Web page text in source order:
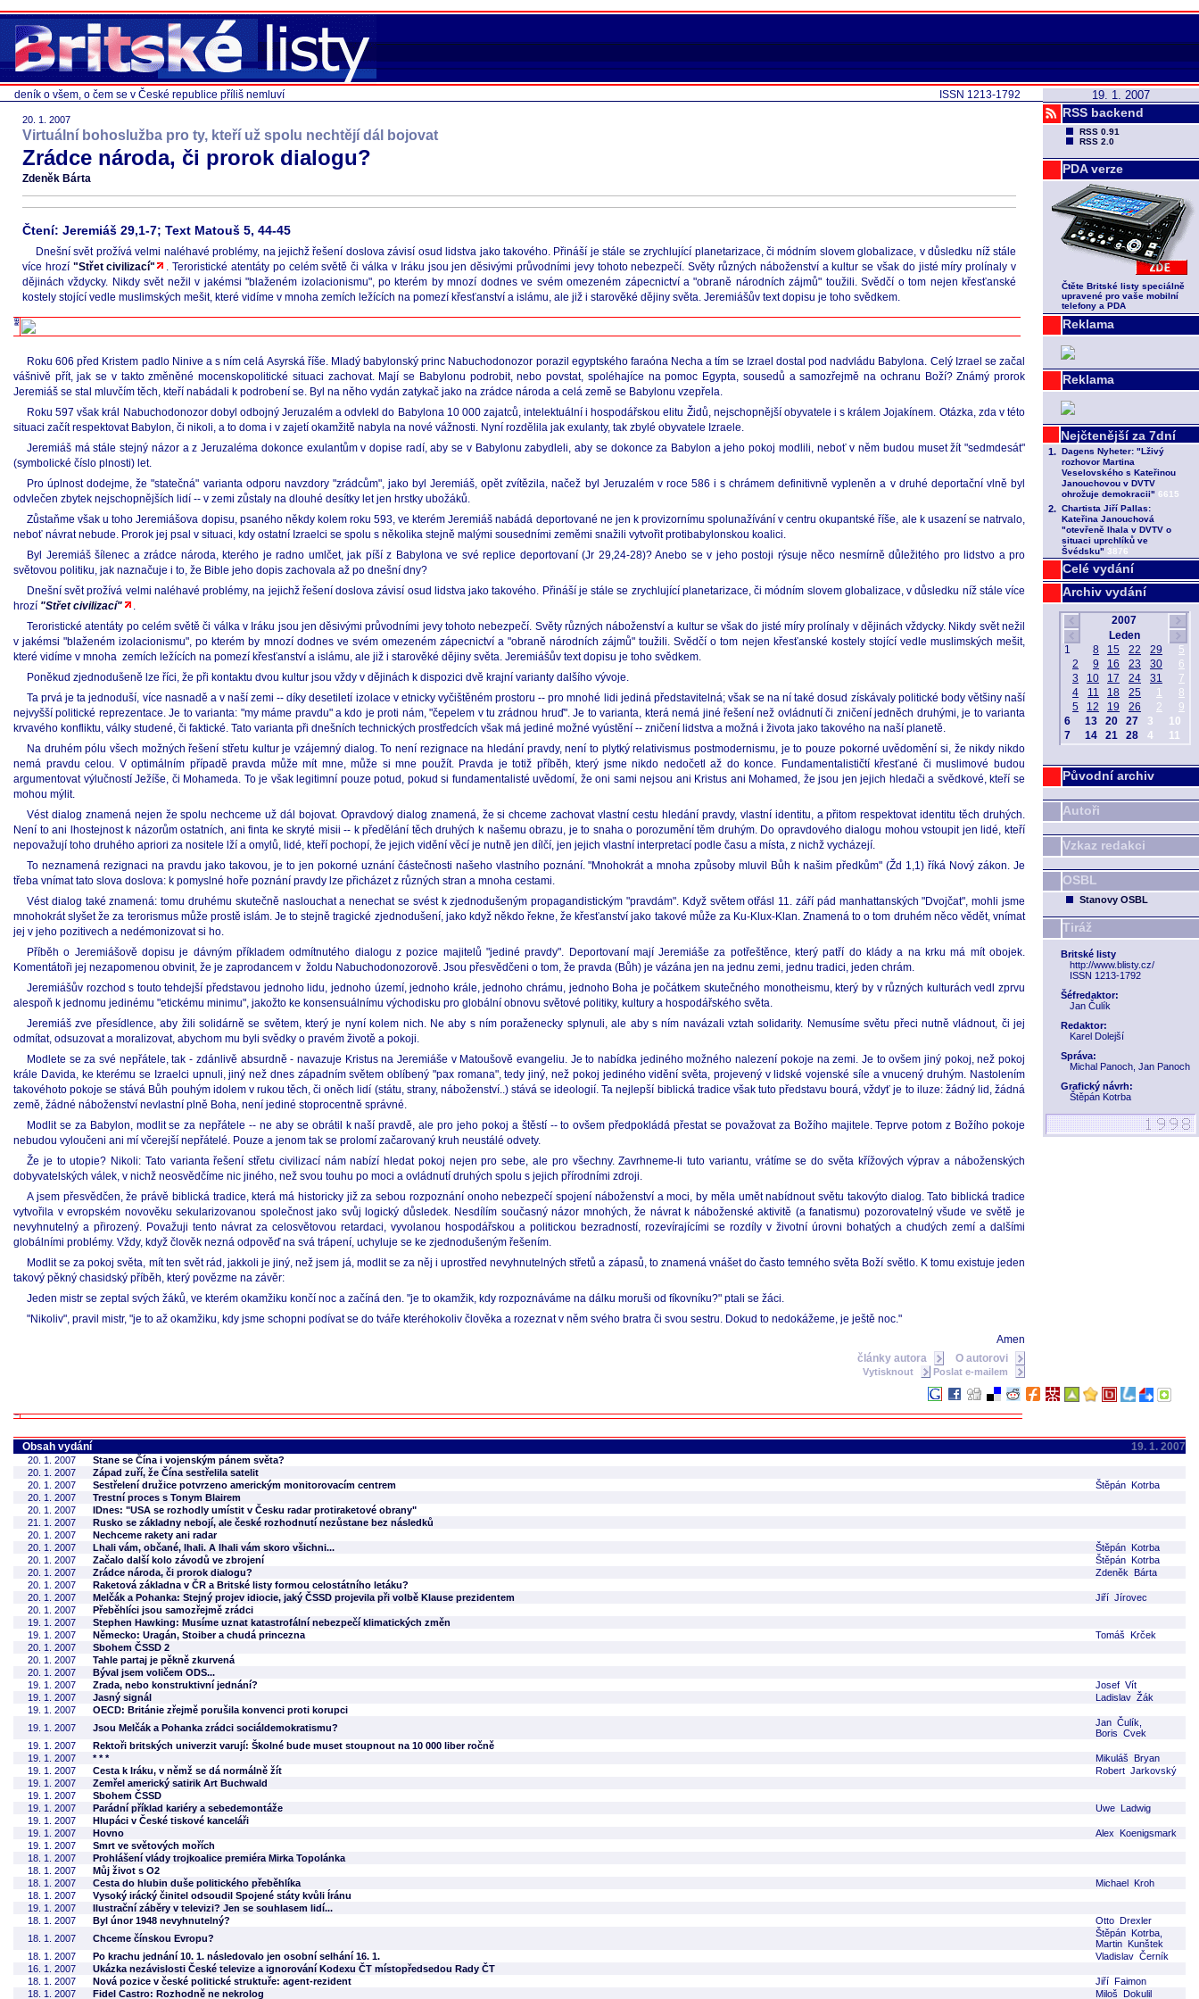
19. 1. 2007
RSS backend
RSS 0.91
RSS 2.0
PDA verze
Čtěte Britské listy speciálně
upravené pro vaše mobilní
telefony a PDA
Reklama
Reklama
Celé vydání
Archiv vydání
Původní archiv
Autoři
Vzkaz redakci
OSBL
Stanovy OSBL
Tiráž
Britské listy
http://www.blisty.cz/
ISSN 1213-1792
Šéfredaktor:
Jan Čulík
Redaktor:
Karel Dolejší
Správa:
Michal Panoch, Jan Panoch
Grafický návrh:
Štěpán Kotrba
ISSN 1213-1792
deník o všem, o čem se v České republice příliš nemluví
20. 1. 2007
Virtuální bohoslužba pro ty, kteří už spolu nechtějí dál bojovat
Zrádce národa, či prorok dialogu?
Zdeněk Bárta
Čtení: Jeremiáš 29,1-7; Text Matouš 5, 44-45
Dnešní svět prožívá velmi naléhavé problémy, na jejichž řešení doslova závisí osud lidstva jako takového. Přináší je stále se zrychlující planetarizace, či módním slovem globalizace, v důsledku níž stále
více hrozí "Střet civilizací"
. Teroristické atentáty po celém světě či válka v Iráku jsou jen děsivými průvodními jevy tohoto nebezpečí. Světy různých náboženství a kultur se však do jisté míry prolínaly v
dějinách vždycky. Nikdy svět nežil v jakémsi "blaženém izolacionismu", po kterém by mnozí dodnes ve svém omezeném zápecnictví a "obraně národních zájmů" toužili. Svědčí o tom nejen křesťanské
kostely stojící vedle muslimských mešit, které vidíme v mnoha zemích ležících na pomezí křesťanství a islámu, ale již i starověké dějiny světa. Jeremiášův text dopisu je toho svědkem.
Roku 606 před Kristem padlo Ninive a s ním celá Asyrská říše. Mladý babylonský princ Nabuchodonozor porazil egyptského faraóna Necha a tím se Izrael dostal pod nadvládu Babylona. Celý Izrael se začal
vášnivě přít, jak se v takto změněné mocenskopolitické situaci zachovat. Mají se Babylonu podrobit, nebo povstat, spoléhajíce na pomoc Egypta, sousedů a samozřejmě na ochranu Boží? Známý prorok
Jeremiáš se stal mluvčím těch, kteří nabádali k podrobení se. Byl na něho vydán zatykač jako na zrádce národa a celá země se Babylonu vzepřela.
Roku 597 však král Nabuchodonozor dobyl odbojný Jeruzalém a odvlekl do Babylona 10 000 zajatců, intelektuální i hospodářskou elitu Židů, nejschopnější obyvatele i s králem Jojakínem. Otázka, zda v této
situaci začít respektovat Babylon, či nikoli, a to doma i v zajetí okamžitě nabyla na nové vážnosti. Nyní rozdělila jak exulanty, tak zbylé obyvatele Izraele.
Jeremiáš má stále stejný názor a z Jeruzaléma dokonce exulantům v dopise radí, aby se v Babylonu zabydleli, aby se dokonce za Babylon a jeho pokoj modlili, neboť v něm budou muset žít "sedmdesát"
(symbolické číslo plnosti) let.
Pro úplnost dodejme, že "statečná" varianta odporu navzdory "zrádcům", jako byl Jeremiáš, opět zvítězila, načež byl Jeruzalém v roce 586 i s chrámem definitivně vypleněn a v druhé deportační vlně byl
odvlečen zbytek nejschopnějších lidí -- v zemi zůstaly na dlouhé desítky let jen hrstky ubožáků.
Zůstaňme však u toho Jeremiášova dopisu, psaného někdy kolem roku 593, ve kterém Jeremiáš nabádá deportované ne jen k provizornímu spolunažívání v centru okupantské říše, ale k usazení se natrvalo,
neboť návrat nebude. Prorok jej psal v situaci, kdy ostatní Izraelci se spolu s několika stejně malými sousedními zeměmi snažili vytvořit protibabylonskou koalici.
Byl Jeremiáš šílenec a zrádce národa, kterého je radno umlčet, jak píší z Babylona ve své replice deportovaní (Jr 29,24-28)? Anebo se v jeho postoji rýsuje něco nesmírně důležitého pro lidstvo a pro
světovou politiku, jak naznačuje i to, že Bible jeho dopis zachovala až po dnešní dny?
Dnešní svět prožívá velmi naléhavé problémy, na jejichž řešení doslova závisí osud lidstva jako takového. Přináší je stále se zrychlující planetarizace, či módním slovem globalizace, v důsledku níž stále více
hrozí "Střet civilizací"
.
Teroristické atentáty po celém světě či válka v Iráku jsou jen děsivými průvodními jevy tohoto nebezpečí. Světy různých náboženství a kultur se však do jisté míry prolínaly v dějinách vždycky. Nikdy svět nežil
v jakémsi "blaženém izolacionismu", po kterém by mnozí dodnes ve svém omezeném zápecnictví a "obraně národních zájmů" toužili. Svědčí o tom nejen křesťanské kostely stojící vedle muslimských mešit,
které vidíme v mnoha zemích ležících na pomezí křesťanství a islámu, ale již i starověké dějiny světa. Jeremiášův text dopisu je toho svědkem.
Poněkud zjednodušeně lze říci, že při kontaktu dvou kultur jsou vždy v dějinách k dispozici dvě krajní varianty dalšího vývoje.
Ta prvá je ta jednoduší, více nasnadě a v naší zemi -- díky desetiletí izolace v etnicky vyčištěném prostoru -- pro mnohé lidi jediná představitelná; však se na ní také dosud získávaly politické body většiny naší
nejvyšší politické reprezentace. Je to varianta: "my máme pravdu" a kdo je proti nám, "čepelem v tu zrádnou hruď". Je to varianta, která nemá jiné řešení než ovládnutí či zničení jedněch druhými, je to varianta
krvavého konfliktu, války studené, či faktické. Tato varianta při dnešních technických prostředcích však má jediné možné vyústění -- zničení lidstva a možná i života jako takového na naší planetě.
Na druhém pólu všech možných řešení střetu kultur je vzájemný dialog. To není rezignace na hledání pravdy, není to plytký relativismus postmodernismu, je to pouze pokorné uvědomění si, že nikdy nikdo
nemá pravdu celou. V optimálním případě pravda může mít mne, může si mne použít. Pravda je totiž příběh, který jsme nikdo nedočetl až do konce. Fundamentalističtí křesťané či muslimové budou
argumentovat výlučností Ježíše, či Mohameda. To je však legitimní pouze potud, pokud si fundamentalisté uvědomí, že oni sami nejsou ani Kristus ani Mohamed, že jsou jen jejich hledači a svědkové, kteří se
mohou mýlit.
Vést dialog znamená nejen že spolu nechceme už dál bojovat. Opravdový dialog znamená, že si chceme zachovat vlastní cestu hledání pravdy, vlastní identitu, a přitom respektovat identitu těch druhých.
Není to ani lhostejnost k názorům ostatních, ani finta ke skryté misii -- k předělání těch druhých k našemu obrazu, je to snaha o porozumění těm druhým. Do opravdového dialogu mohou vstoupit jen lidé, kteří
nepovažují toho druhého apriori za nositele lží a omylů, lidé, kteří pochopí, že jejich vidění věcí je nutně jen dílčí, jen jejich vlastní interpretací podle času a místa, z nichž vycházejí.
To neznamená rezignaci na pravdu jako takovou, je to jen pokorné uznání částečnosti našeho vlastního poznání. "Mnohokrát a mnoha způsoby mluvil Bůh k našim předkům" (Žd 1,1) říká Nový zákon. Je
třeba vnímat tato slova doslova: k pomyslné hoře poznání pravdy lze přicházet z různých stran a mnoha cestami.
Vést dialog také znamená: tomu druhému skutečně naslouchat a nenechat se svést k zjednodušeným propagandistickým "pravdám". Když světem otřásl 11. září pád manhattanských "Dvojčat", mohli jsme
mnohokrát slyšet že za terorismus může prostě islám. Je to stejně tragické zjednodušení, jako když někdo řekne, že křesťanství jako takové může za Ku-Klux-Klan. Znamená to o tom druhém něco vědět, vnímat
jej v jeho pozitivech a nedémonizovat si ho.
Příběh o Jeremiášově dopisu je dávným příkladem odmítnutého dialogu z pozice majitelů "jediné pravdy". Deportovaní mají Jeremiáše za potřeštěnce, který patří do klády a na krku má mít obojek.
Komentátoři jej nezapomenou obvinit, že je zaprodancem v žoldu Nabuchodonozorově. Jsou přesvědčeni o tom, že pravda (Bůh) je vázána jen na jednu zemi, jednu tradici, jeden chrám.
Jeremiášův rozchod s touto tehdejší představou jednoho lidu, jednoho území, jednoho krále, jednoho chrámu, jednoho Boha je počátkem skutečného monotheismu, který by v různých kulturách vedl zprvu
alespoň k jednomu jedinému "etickému minimu", jakožto ke konsensuálnímu východisku pro globální obnovu světové politiky, kultury a hospodářského světa.
Jeremiáš zve přesídlence, aby žili solidárně se světem, který je nyní kolem nich. Ne aby s ním poraženecky splynuli, ale aby s ním navázali vztah solidarity. Nemusíme světu přeci nutně vládnout, či jej
odmítat, odsuzovat a moralizovat, abychom mu byli svědky o pravém životě a pokoji.
Modlete se za své nepřátele, tak - zdánlivě absurdně - navazuje Kristus na Jeremiáše v Matoušově evangeliu. Je to nabídka jediného možného nalezení pokoje na zemi. Je to ovšem jiný pokoj, než pokoj
krále Davida, ke kterému se Izraelci upnuli, jiný než dnes západním světem oblíbený "pax romana", tedy jiný, než pokoj jediného vidění světa, projevený v lidské vojenské síle a vnucený druhým. Nastolením
takovéhoto pokoje se stává Bůh pouhým idolem v rukou těch, či oněch lidí (státu, strany, náboženství..) stává se ideologií. Ta nejlepší biblická tradice však tuto představu bourá, vždyť je to iluze: žádný lid, žádná
země, žádné náboženství nevlastní plně Boha, není jediné stoprocentně správné.
Modlit se za Babylon, modlit se za nepřátele -- ne aby se obrátil k naší pravdě, ale pro jeho pokoj a štěstí -- to ovšem předpokládá přestat se považovat za Božího majitele. Teprve potom z Božího pokoje
nebudou vyloučeni ani mí včerejší nepřátelé. Pouze a jenom tak se prolomí začarovaný kruh neustálé odvety.
Že je to utopie? Nikoli: Tato varianta řešení střetu civilizací nám nabízí hledat pokoj nejen pro sebe, ale pro všechny. Zavrhneme-li tuto variantu, vrátíme se do světa křížových výprav a náboženských
dobyvatelských válek, v nichž neosvědčíme nic jiného, než svou touhu po moci a ovládnutí druhých spolu s jejich přírodními zdroji.
A jsem přesvědčen, že právě biblická tradice, která má historicky již za sebou rozpoznání onoho nebezpečí spojení náboženství a moci, by měla umět nabídnout světu takovýto dialog. Tato biblická tradice
vytvořila v evropském novověku sekularizovanou společnost jako svůj logický důsledek. Nesdílím současný názor mnohých, že návrat k náboženské aktivitě (a fanatismu) pozorovatelný všude ve světě je
nevyhnutelný a přirozený. Považuji tento návrat za celosvětovou retardaci, vyvolanou hospodářskou a politickou bezradností, rozevírajícími se rozdíly v životní úrovni bohatých a chudých zemí a dalšími
globálními problémy. Vždy, když člověk nezná odpověď na svá trápení, uchyluje se ke zjednodušeným řešením.
Modlit se za pokoj světa, mít ten svět rád, jakkoli je jiný, než jsem já, modlit se za něj i uprostřed nevyhnutelných střetů a zápasů, to znamená vnášet do často temného světa Boží světlo. K tomu existuje jeden
takový pěkný chasidský příběh, který povězme na závěr:
Jeden mistr se zeptal svých žáků, ve kterém okamžiku končí noc a začíná den. "je to okamžik, kdy rozpoznáváme na dálku moruši od fíkovníku?" ptali se žáci.
"Nikoliv", pravil mistr, "je to až okamžiku, kdy jsme schopni podívat se do tváře kteréhokoliv člověka a rozeznat v něm svého bratra či svou sestru. Dokud to nedokážeme, je ještě noc."
Amen
články autora
O autorovi
Vytisknout Poslat e-mailem
Obsah vydání 19. 1. 2007
20. 1. 2007
Stane se Čína i vojenským pánem světa?
20. 1. 2007
Západ zuří, že Čína sestřelila satelit
20. 1. 2007
Sestřelení družice potvrzeno americkým monitorovacím centrem
Štěpán Kotrba
20. 1. 2007
Trestní proces s Tonym Blairem
20. 1. 2007
IDnes: "USA se rozhodly umístit v Česku radar protiraketové obrany"
21. 1. 2007
Rusko se základny nebojí, ale české rozhodnutí nezůstane bez následků
20. 1. 2007
Nechceme rakety ani radar
20. 1. 2007
Lhali vám, občané, lhali. A lhali vám skoro všichni...
Štěpán Kotrba
20. 1. 2007
Začalo další kolo závodů ve zbrojení
Štěpán Kotrba
20. 1. 2007
Zrádce národa, či prorok dialogu?
Zdeněk Bárta
20. 1. 2007
Raketová základna v ČR a Britské listy formou celostátního letáku?
20. 1. 2007
Melčák a Pohanka: Stejný projev idiocie, jaký ČSSD projevila při volbě Klause prezidentem
Jiří Jírovec
20. 1. 2007
Přeběhlíci jsou samozřejmě zrádci
19. 1. 2007
Stephen Hawking: Musíme uznat katastrofální nebezpečí klimatických změn
19. 1. 2007
Německo: Uragán, Stoiber a chudá princezna
Tomáš Krček
20. 1. 2007
Sbohem ČSSD 2
20. 1. 2007
Tahle partaj je pěkně zkurvená
20. 1. 2007
Býval jsem voličem ODS...
19. 1. 2007
Zrada, nebo konstruktivní jednání?
Josef Vít
19. 1. 2007
Jasný signál
Ladislav Žák
19. 1. 2007
OECD: Británie zřejmě porušila konvenci proti korupci
19. 1. 2007
Jsou Melčák a Pohanka zrádci sociáldemokratismu?
Jan Čulík,
Boris Cvek
19. 1. 2007
Rektoři britských univerzit varují: Školné bude muset stoupnout na 10 000 liber ročně
19. 1. 2007
* * *
Mikuláš Bryan
19. 1. 2007
Cesta k Iráku, v němž se dá normálně žít
Robert Jarkovský
19. 1. 2007
Zemřel americký satirik Art Buchwald
19. 1. 2007
Sbohem ČSSD
19. 1. 2007
Parádní příklad kariéry a sebedemontáže
Uwe Ladwig
19. 1. 2007
Hlupáci v České tiskové kanceláři
19. 1. 2007
Hovno
Alex Koenigsmark
19. 1. 2007
Smrt ve světových mořích
18. 1. 2007
Prohlášení vlády trojkoalice premiéra Mirka Topolánka
18. 1. 2007
Můj život s O2
18. 1. 2007
Cesta do hlubin duše politického přeběhlíka
Michael Kroh
18. 1. 2007
Vysoký irácký činitel odsoudil Spojené státy kvůli Íránu
19. 1. 2007
Ilustrační záběry v televizi? Jen se souhlasem lidí...
18. 1. 2007
Byl únor 1948 nevyhnutelný?
Otto Drexler
18. 1. 2007
Chceme čínskou Evropu?
Štěpán Kotrba,
Martin Kunštek
18. 1. 2007
Po krachu jednání 10. 1. následovalo jen osobní selhání 16. 1.
Vladislav Černík
16. 1. 2007
Ukázka nezávislosti České televize a ignorování Kodexu ČT místopředsedou Rady ČT
18. 1. 2007
Nová pozice v české politické struktuře: agent-rezident
Jiří Faimon
18. 1. 2007
Fidel Castro: Rozhodně ne nekrolog Miloš Dokulil